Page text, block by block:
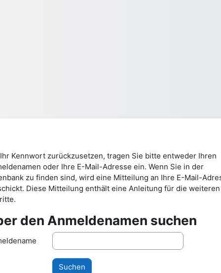
Kennwort zurückzusetzen, tragen Sie bitte entweder Ihren
oder Ihre E-Mail-Adresse ein. Wenn Sie in der
zu finden sind, wird eine Mitteilung an Ihre E-Mail-
Diese Mitteilung enthält eine Anleitung für die weiteren
den Anmeldenamen suchen
den Anmeldenamen suchen